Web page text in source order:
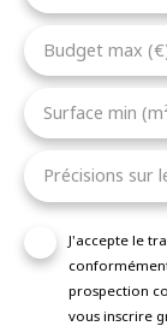
Budget max
Surface min
Précisions sur
J'accepte le
prospection
vous inscrire